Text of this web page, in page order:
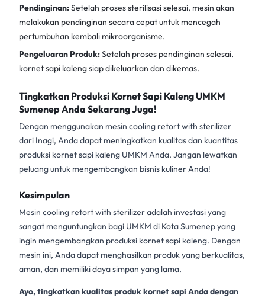
Pendinginan:Setelah proses sterilisasi selesai, mesin akan
melakukan pendinginan secara cepat untuk mencegah
pertumbuhan kembali mikroorganisme.
Pengeluaran Produk:Setelah proses pendinginan selesai,
kornet sapi kaleng siap dikeluarkan dan dikemas.
Tingkatkan Produksi Kornet Sapi Kaleng UMKM
Sumenep Anda Sekarang Juga!
Dengan menggunakan mesin cooling retort with sterilizer
dari Inagi, Anda dapat meningkatkan kualitas dan kuantitas
produksi kornet sapi kaleng UMKM Anda. Jangan lewatkan
peluang untuk mengembangkan bisnis kuliner Anda!
Kesimpulan
Mesin cooling retort with sterilizeradalah investasi yang
sangat menguntungkan bagi UMKM di Kota Sumenep yang
ingin mengembangkan produksi kornet sapi kaleng. Dengan
mesin ini, Anda dapat menghasilkan produk yang berkualitas,
aman, dan memiliki daya simpan yang lama.
Ayo, tingkatkan kualitas produk kornet sapi Anda dengan